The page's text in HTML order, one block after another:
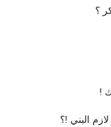
؟
!
البني !؟